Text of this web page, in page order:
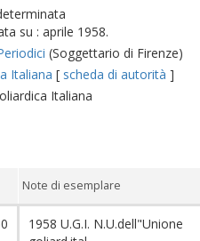
su : aprile 1958.
(Soggettario di Firenze)
Italiana [ scheda di autorità ]
Italiana
Note di esemplare
1958 U.G.I. N.U.dell"Unione